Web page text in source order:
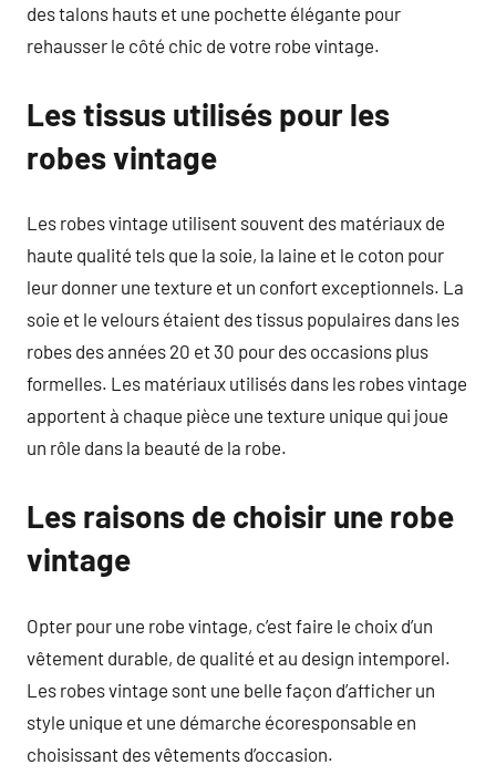
des talons hauts et une pochette élégante pour
rehausser le côté chic de votre robe vintage.
Les tissus utilisés pour les
robes vintage
Les robes vintage utilisent souvent des matériaux de
haute qualité tels que la soie, la laine et le coton pour
leur donner une texture et un confort exceptionnels. La
soie et le velours étaient des tissus populaires dans les
robes des années 20 et 30 pour des occasions plus
formelles. Les matériaux utilisés dans les robes vintage
apportent à chaque pièce une texture unique qui joue
un rôle dans la beauté de la robe.
Les raisons de choisir une robe
vintage
Opter pour une robe vintage, c’est faire le choix d’un
vêtement durable, de qualité et au design intemporel.
Les robes vintage sont une belle façon d’afficher un
style unique et une démarche écoresponsable en
choisissant des vêtements d’occasion.